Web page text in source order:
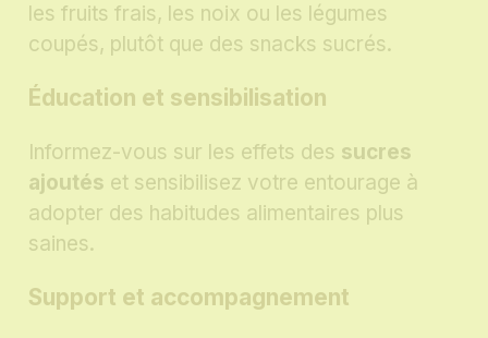
les fruits frais, les noix ou les légumes
coupés, plutôt que des snacks sucrés.
Éducation et sensibilisation
Informez-vous sur les effets des sucres
ajoutés et sensibilisez votre entourage à
adopter des habitudes alimentaires plus
saines.
Support et accompagnement